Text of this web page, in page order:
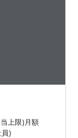
上限)月額
)